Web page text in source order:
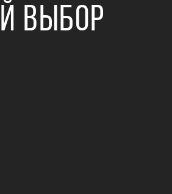
ВЫБОР